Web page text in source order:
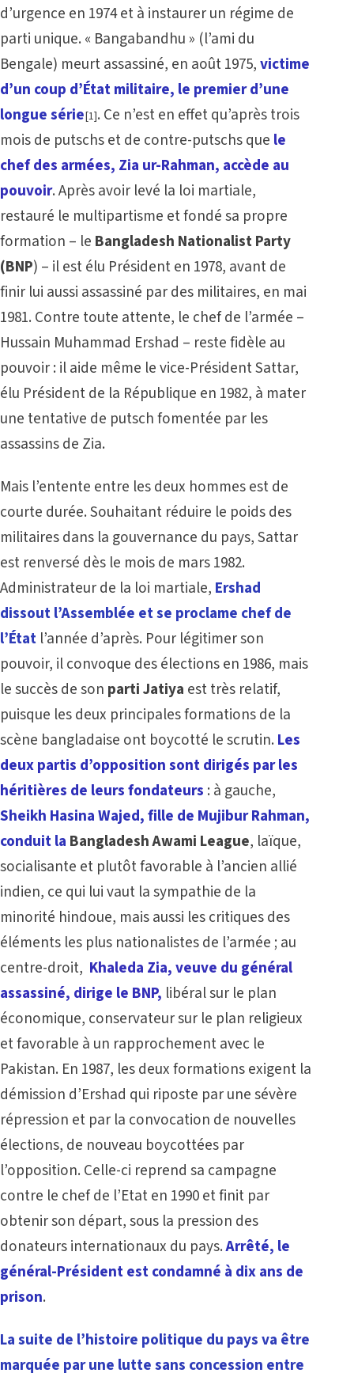
d’urgence en 1974 et à instaurer un régime de
parti unique. « Bangabandhu » (l’ami du
Bengale) meurt assassiné, en août 1975,victime
d’un coup d’État militaire, le premier d’une
longue série[1]. Ce n’est en effet qu’après trois
mois de putschs et de contre-putschs que le
chef des armées, Zia ur-Rahman, accède au
pouvoir. Après avoir levé la loi martiale,
restauré le multipartisme et fondé sa propre
formation – le Bangladesh Nationalist Party
(BNP) – il est élu Président en 1978, avant de
finir lui aussi assassiné par des militaires, en mai
1981. Contre toute attente, le chef de l’armée –
Hussain Muhammad Ershad – reste fidèle au
pouvoir : il aide même le vice-Président Sattar,
élu Président de la République en 1982, à mater
une tentative de putsch fomentée par les
assassins de Zia.
Mais l’entente entre les deux hommes est de
courte durée. Souhaitant réduire le poids des
militaires dans la gouvernance du pays, Sattar
est renversé dès le mois de mars 1982.
Administrateur de la loi martiale, Ershad
dissout l’Assemblée et se proclame chef de
l’État l’année d’après. Pour légitimer son
pouvoir, il convoque des élections en 1986, mais
le succès de son parti Jatiya est très relatif,
puisque les deux principales formations de la
scène bangladaise ont boycotté le scrutin. Les
deux partis d’opposition sont dirigés par les
héritières de leurs fondateurs : à gauche,
Sheikh Hasina Wajed, fille de Mujibur Rahman,
conduit la Bangladesh Awami League, laïque,
socialisante et plutôt favorable à l’ancien allié
indien, ce qui lui vaut la sympathie de la
minorité hindoue, mais aussi les critiques des
éléments les plus nationalistes de l’armée ; au
centre-droit, Khaleda Zia, veuve du général
assassiné, dirige le BNP, libéral sur le plan
économique, conservateur sur le plan religieux
et favorable à un rapprochement avec le
Pakistan. En 1987, les deux formations exigent la
démission d’Ershad qui riposte par une sévère
répression et par la convocation de nouvelles
élections, de nouveau boycottées par
l’opposition. Celle-ci reprend sa campagne
contre le chef de l’Etat en 1990 et finit par
obtenir son départ, sous la pression des
donateurs internationaux du pays.Arrêté, le
général-Président est condamné à dix ans de
prison.
La suite de l’histoire politique du pays va être
marquée par une lutte sans concession entre